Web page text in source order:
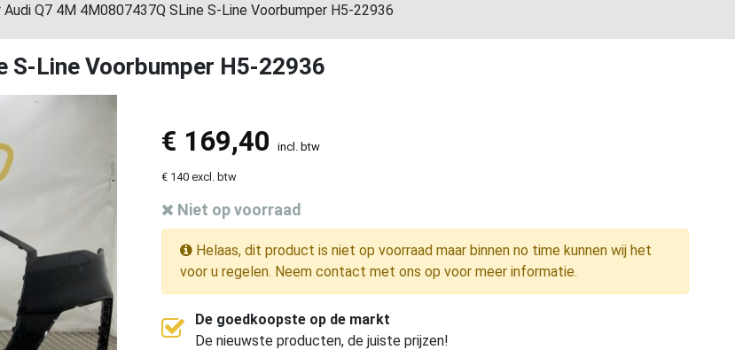
Audi Q7 4M 4M0807437Q SLine S-Line Voorbumper H5-22936
S-Line Voorbumper H5-22936
€ 169,40 incl. btw
€ 140 excl. btw
Niet op voorraad
Helaas, dit product is niet op voorraad maar binnen no time kunnen wij het
voor u regelen. Neem contact met ons op voor meer informatie.
De goedkoopste op de markt
De nieuwste producten, de juiste prijzen!